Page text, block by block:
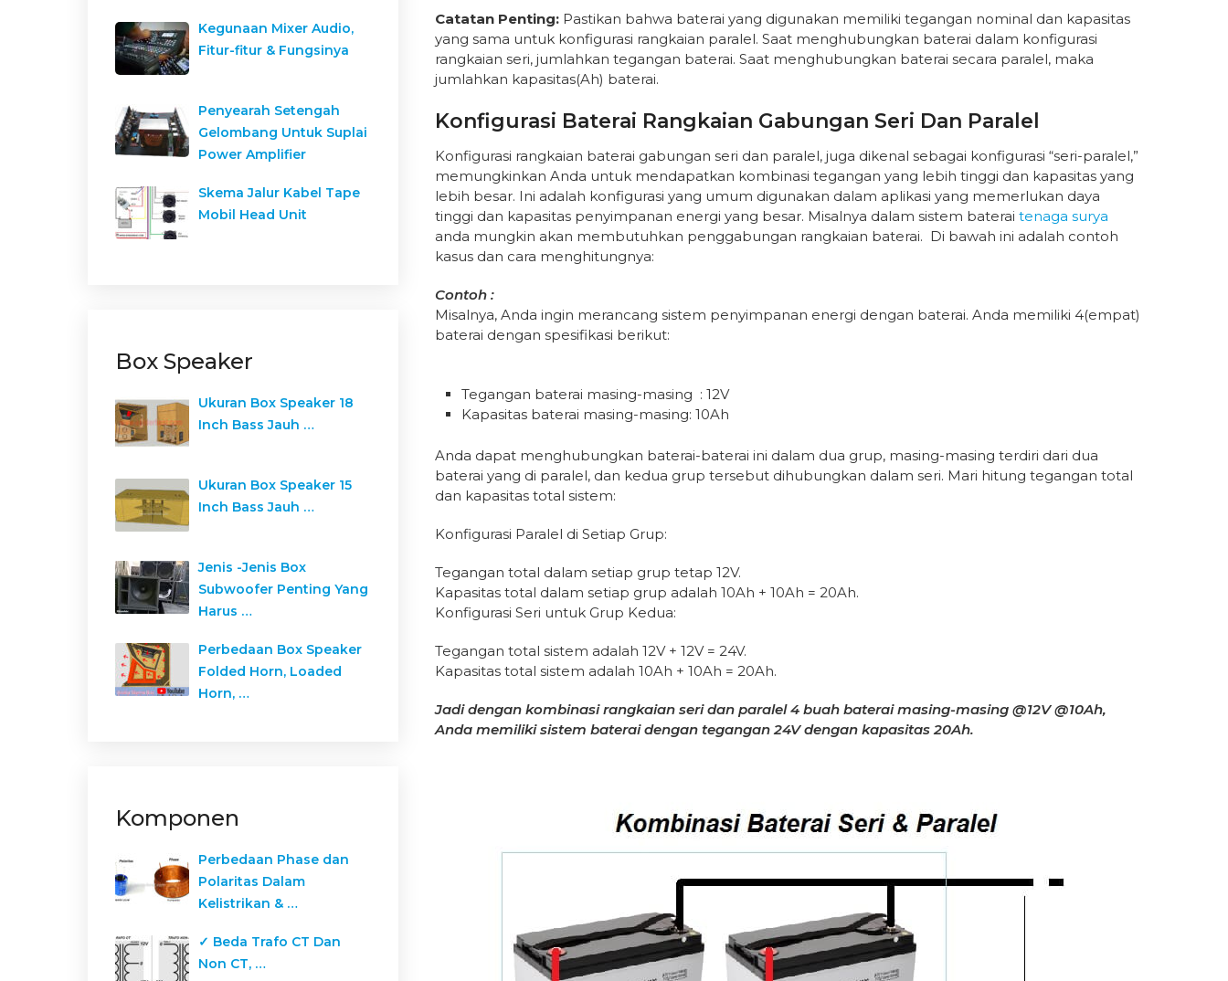
Catatan Penting: Pastikan bahwa baterai yang digunakan memiliki tegangan nominal dan kapasitas
yang sama untuk konfigurasi rangkaian paralel. Saat menghubungkan baterai dalam konfigurasi
rangkaian seri, jumlahkan tegangan baterai. Saat menghubungkan baterai secara paralel, maka
jumlahkan kapasitas(Ah) baterai.
Konfigurasi Baterai Rangkaian Gabungan Seri Dan Paralel
Konfigurasi rangkaian baterai gabungan seri dan paralel, juga dikenal sebagai konfigurasi “seri-paralel,”
memungkinkan Anda untuk mendapatkan kombinasi tegangan yang lebih tinggi dan kapasitas yang
lebih besar. Ini adalah konfigurasi yang umum digunakan dalam aplikasi yang memerlukan daya
tinggi dan kapasitas penyimpanan energi yang besar. Misalnya dalam sistem baterai tenaga surya
anda mungkin akan membutuhkan penggabungan rangkaian baterai. Di bawah ini adalah contoh
kasus dan cara menghitungnya:
Contoh :
Misalnya, Anda ingin merancang sistem penyimpanan energi dengan baterai. Anda memiliki 4(empat)
baterai dengan spesifikasi berikut:
Tegangan baterai masing-masing : 12V
Kapasitas baterai masing-masing: 10Ah
Anda dapat menghubungkan baterai-baterai ini dalam dua grup, masing-masing terdiri dari dua
baterai yang di paralel, dan kedua grup tersebut dihubungkan dalam seri. Mari hitung tegangan total
dan kapasitas total sistem:
Konfigurasi Paralel di Setiap Grup:
Tegangan total dalam setiap grup tetap 12V.
Kapasitas total dalam setiap grup adalah 10Ah + 10Ah = 20Ah.
Konfigurasi Seri untuk Grup Kedua:
Tegangan total sistem adalah 12V + 12V = 24V.
Kapasitas total sistem adalah 10Ah + 10Ah = 20Ah.
Jadi dengan kombinasi rangkaian seri dan paralel 4 buah baterai masing-masing @12V @10Ah,
Anda memiliki sistem baterai dengan tegangan 24V dengan kapasitas 20Ah.
Kegunaan Mixer Audio,
Fitur-fitur & Fungsinya
Penyearah Setengah
Gelombang Untuk Suplai
Power Amplifier
Skema Jalur Kabel Tape
Mobil Head Unit
Box Speaker
Ukuran Box Speaker 18
Inch Bass Jauh …
Ukuran Box Speaker 15
Inch Bass Jauh …
Jenis -Jenis Box
Subwoofer Penting Yang
Harus …
Perbedaan Box Speaker
Folded Horn, Loaded
Horn, …
Komponen
Perbedaan Phase dan
Polaritas Dalam
Kelistrikan & …
✓ Beda Trafo CT Dan
Non CT, …